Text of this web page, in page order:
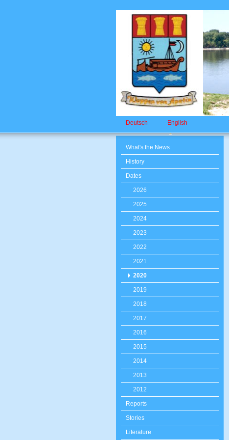
Deutsch English
What's the News
History
Dates
2026
2025
2024
2023
2022
2021
2020
2019
2018
2017
2016
2015
2014
2013
2012
Reports
Stories
Literature